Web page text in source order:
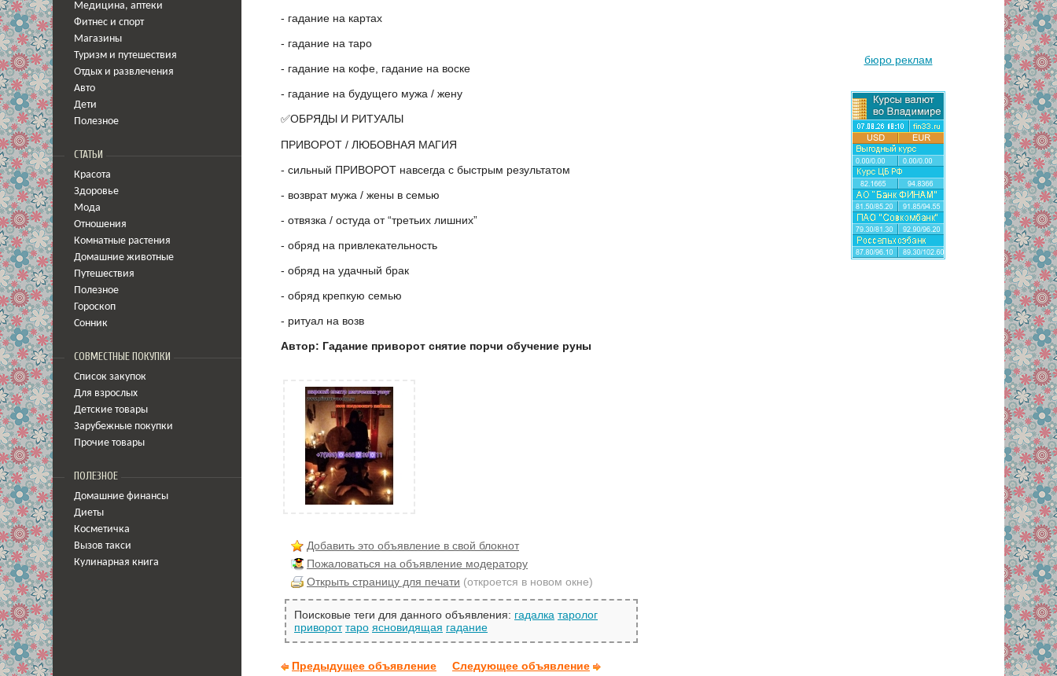
Медицина, аптеки
Фитнес и спорт
Магазины
Туризм и путешествия
Отдых и развлечения
Авто
Дети
Полезное
СТАТЬИ
Красота
Здоровье
Мода
Отношения
Комнатные растения
Домашние животные
Путешествия
Полезное
Гороскоп
Сонник
СОВМЕСТНЫЕ ПОКУПКИ
Список закупок
Для взрослых
Детские товары
Зарубежные покупки
Прочие товары
ПОЛЕЗНОЕ
Домашние финансы
Диеты
Косметичка
Вызов такси
Кулинарная книга
- гадание на картах
- гадание на таро
- гадание на кофе, гадание на воске
- гадание на будущего мужа / жену
✅ОБРЯДЫ И РИТУАЛЫ
ПРИВОРОТ / ЛЮБОВНАЯ МАГИЯ
- сильный ПРИВОРОТ навсегда с быстрым результатом
- возврат мужа / жены в семью
- отвязка / остуда от “третьих лишних”
- обряд на привлекательность
- обряд на удачный брак
- обряд крепкую семью
- ритуал на возв
Автор: Гадание приворот снятие порчи обучение руны
Добавить это объявление в свой блокнот
Пожаловаться на объявление модератору
Открыть страницу для печати (откроется в новом окне)
Поисковые теги для данного объявления: гадалка таролог
приворот таро ясновидящая гадание
Предыдущее объявление Следующее объявление
бюро реклам